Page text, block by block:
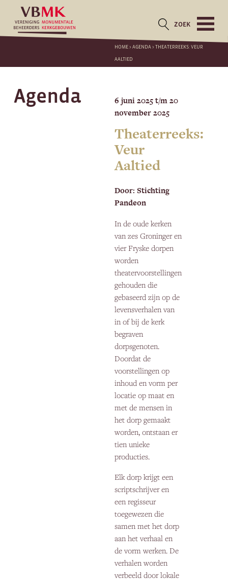
ZOEK
HOME>AGENDA >THEATERREEKS: VEUR
AALTIED
Agenda
6 juni 2025 t/m 20
november 2025
Theaterreeks:
Veur
Aaltied
Door: Stichting
Pandeon
In de oude kerken
van zes Groninger en
vier Fryske dorpen
worden
theatervoorstellingen
gehouden die
gebaseerd zijn op de
levensverhalen van
in of bij de kerk
begraven
dorpsgenoten.
Doordat de
voorstellingen op
inhoud en vorm per
locatie op maat en
met de mensen in
het dorp gemaakt
worden, ontstaan er
tien unieke
producties.
Elk dorp krijgt een
scriptschrijver en
een regisseur
toegewezen die
samen met het dorp
aan het verhaal en
de vorm werken. De
verhalen worden
verbeeld door lokale